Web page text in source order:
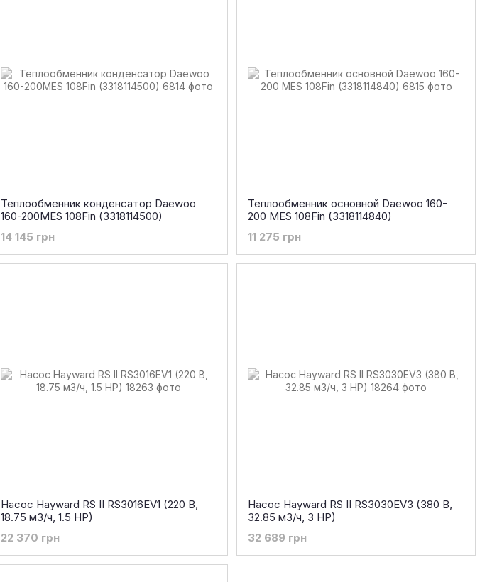
Теплообменник конденсатор Daewoo
160-200MES 108Fin (3318114500)
14 145 грн
Теплообменник основной Daewoo 160-
200 MES 108Fin (3318114840)
11 275 грн
Насос Hayward RS II RS3016EV1 (220 В,
18.75 м3/ч, 1.5 HP)
22 370 грн
Насос Hayward RS II RS3030EV3 (380 В,
32.85 м3/ч, 3 HP)
32 689 грн